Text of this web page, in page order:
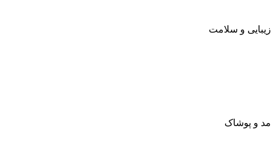
زیبایی و سلامت
مد و پوشاک